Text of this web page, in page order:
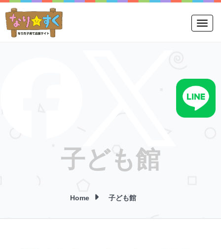
子ども館
Home 子ども館